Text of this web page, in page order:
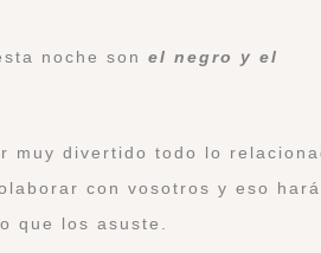
noche son el negro y el
muy divertido todo lo
con vosotros y eso hará
que los asuste.